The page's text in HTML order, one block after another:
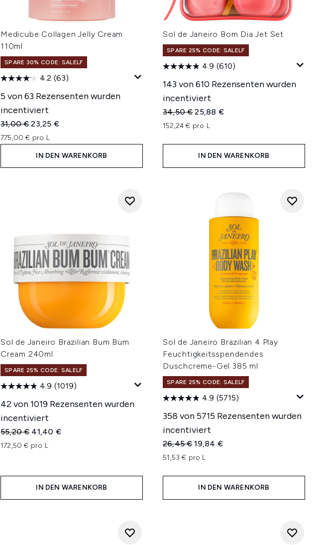
Medicube Collagen Jelly Cream
110ml
SPARE 30% CODE: SALELF
4.2 (63)
5 von 63 Rezensenten wurden
incentiviert
Unverbindliche Preisempfehlung:
31,00 €Aktueller Preis:
23,25 €
775,00 € pro L
IN DEN WARENKORB
Sol de Janeiro Bom Dia Jet Set
SPARE 25% CODE: SALELF
4.9 (610)
143 von 610 Rezensenten wurden
incentiviert
Unverbindliche Preisempfehlung:
34,50 €Aktueller Preis:
25,88 €
152,24 € pro L
IN DEN WARENKORB
Sol de Janeiro Brazilian Bum Bum
Cream 240ml
SPARE 25% CODE: SALELF
4.9 (1019)
42 von 1019 Rezensenten wurden
incentiviert
Unverbindliche Preisempfehlung:
55,20 € Aktueller Preis:
41,40 €
172,50 € pro L
IN DEN WARENKORB
Sol de Janeiro Brazilian 4 Play
Feuchtigkeitsspendendes
Duschcreme-Gel 385 ml
SPARE 25% CODE: SALELF
4.9 (5715)
358 von 5715 Rezensenten wurden
incentiviert
Unverbindliche Preisempfehlung:
26,45 €Aktueller Preis:
19,84 €
51,53 € pro L
IN DEN WARENKORB